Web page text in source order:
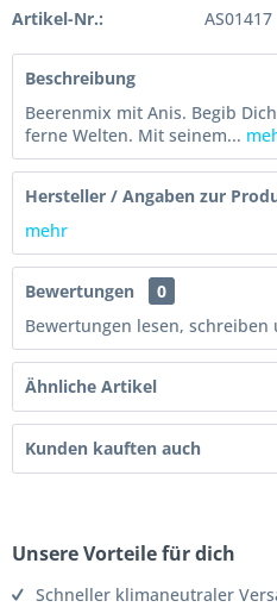
Artikel-Nr.: AS01417
Beschreibung
Beerenmix mit Anis. Begib
ferne Welten. Mit seinem...
Hersteller / Angaben zur
mehr
Bewertungen
0
Bewertungen lesen,
Ähnliche Artikel
Kunden kauften auch
Unsere Vorteile für dich
Schneller klimaneutraler